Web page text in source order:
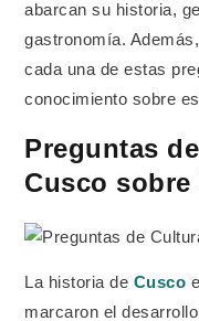
abarcan su historia,
gastronomía.
cada una de estas
conocimiento sobre
Preguntas
Cusco
La historia de Cusco
marcaron el